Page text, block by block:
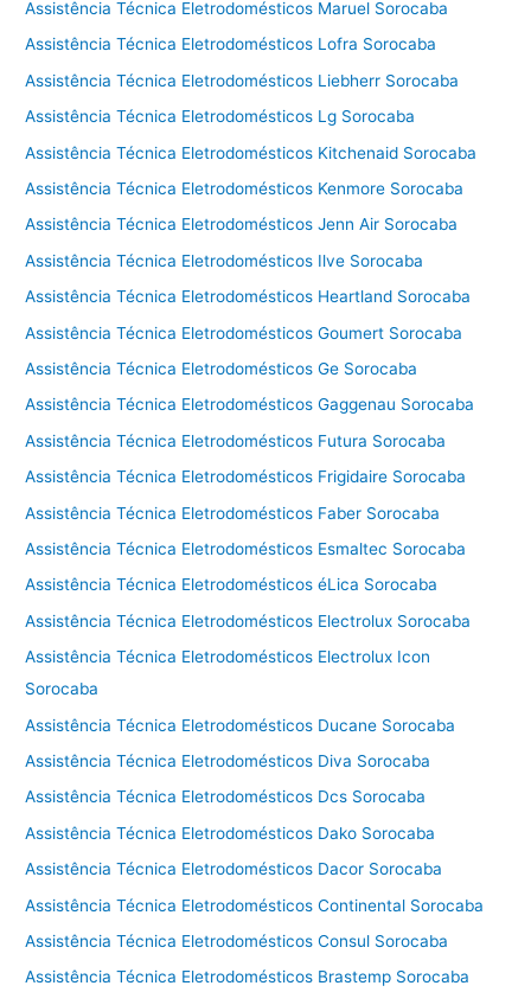
Assistência Técnica Eletrodomésticos Maruel Sorocaba
Assistência Técnica Eletrodomésticos Lofra Sorocaba
Assistência Técnica Eletrodomésticos Liebherr Sorocaba
Assistência Técnica Eletrodomésticos Lg Sorocaba
Assistência Técnica Eletrodomésticos Kitchenaid Sorocaba
Assistência Técnica Eletrodomésticos Kenmore Sorocaba
Assistência Técnica Eletrodomésticos Jenn Air Sorocaba
Assistência Técnica Eletrodomésticos Ilve Sorocaba
Assistência Técnica Eletrodomésticos Heartland Sorocaba
Assistência Técnica Eletrodomésticos Goumert Sorocaba
Assistência Técnica Eletrodomésticos Ge Sorocaba
Assistência Técnica Eletrodomésticos Gaggenau Sorocaba
Assistência Técnica Eletrodomésticos Futura Sorocaba
Assistência Técnica Eletrodomésticos Frigidaire Sorocaba
Assistência Técnica Eletrodomésticos Faber Sorocaba
Assistência Técnica Eletrodomésticos Esmaltec Sorocaba
Assistência Técnica Eletrodomésticos éLica Sorocaba
Assistência Técnica Eletrodomésticos Electrolux Sorocaba
Assistência Técnica Eletrodomésticos Electrolux Icon
Sorocaba
Assistência Técnica Eletrodomésticos Ducane Sorocaba
Assistência Técnica Eletrodomésticos Diva Sorocaba
Assistência Técnica Eletrodomésticos Dcs Sorocaba
Assistência Técnica Eletrodomésticos Dako Sorocaba
Assistência Técnica Eletrodomésticos Dacor Sorocaba
Assistência Técnica Eletrodomésticos Continental Sorocaba
Assistência Técnica Eletrodomésticos Consul Sorocaba
Assistência Técnica Eletrodomésticos Brastemp Sorocaba